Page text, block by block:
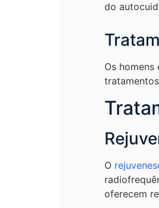
do
Os
O
oferecem